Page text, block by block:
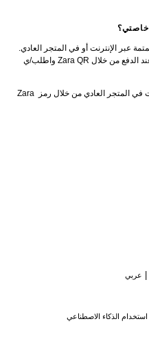
يمكنك استلام جميع طلبياتك عبر الإنترنت في المتجر العادي من خلال رمز Zara
استخدام الذكاء الاصطناعي
عربي